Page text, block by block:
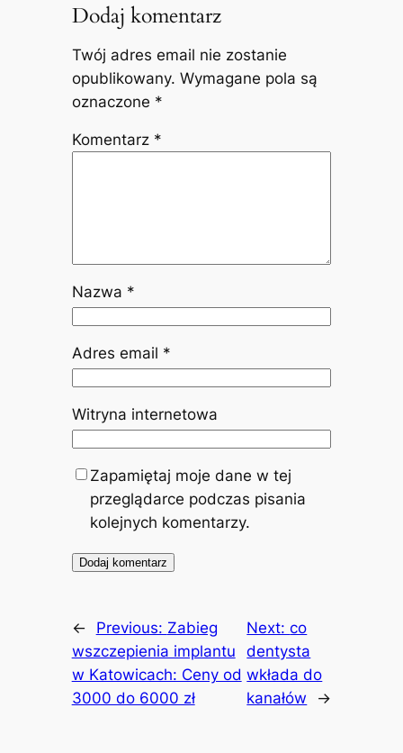
Dodaj komentarz
Twój adres email nie zostanie
opublikowany. Wymagane pola są
oznaczone *
Komentarz *
Nazwa *
Adres email *
Witryna internetowa
Zapamiętaj moje dane w tej
przeglądarce podczas pisania
kolejnych komentarzy.
← Previous: Zabieg
wszczepienia implantu
w Katowicach: Ceny od
3000 do 6000 zł
Next:co
dentysta
wkłada do
kanałów
→